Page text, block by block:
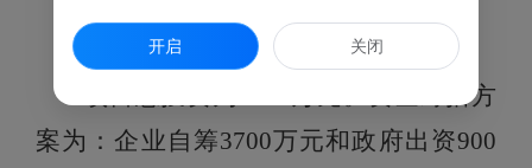
五、项目总投资及资金来源：
万元。资金筹措方
案为：企业自筹3700万元和政府出资900
开启 关闭